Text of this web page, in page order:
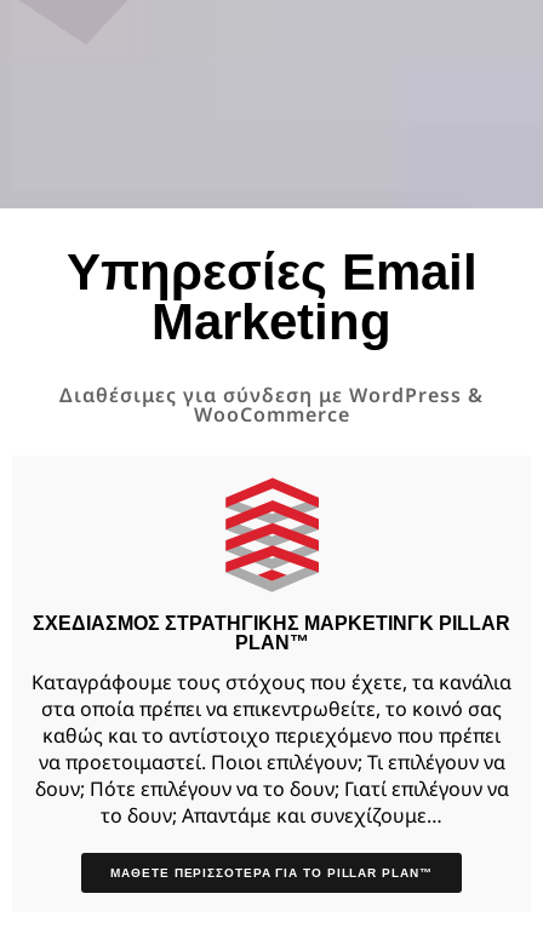
Υπηρεσίες Email
Marketing
Διαθέσιμες για σύνδεση με WordPress &
WooCommerce
ΣΧΕΔΙΑΣΜΟΣ ΣΤΡΑΤΗΓΙΚΗΣ ΜΑΡΚΕΤΙΝΓΚ PILLAR
PLAN™
Καταγράφουμε τους στόχους που έχετε, τα κανάλια
στα οποία πρέπει να επικεντρωθείτε, το κοινό σας
καθώς και το αντίστοιχο περιεχόμενο που πρέπει
να προετοιμαστεί. Ποιοι επιλέγουν; Τι επιλέγουν να
δουν; Πότε επιλέγουν να το δουν; Γιατί επιλέγουν να
το δουν; Απαντάμε και συνεχίζουμε…
ΜΑΘΕΤΕ ΠΕΡΙΣΣΟΤΕΡΑ ΓΙΑ ΤΟ PILLAR PLAN™